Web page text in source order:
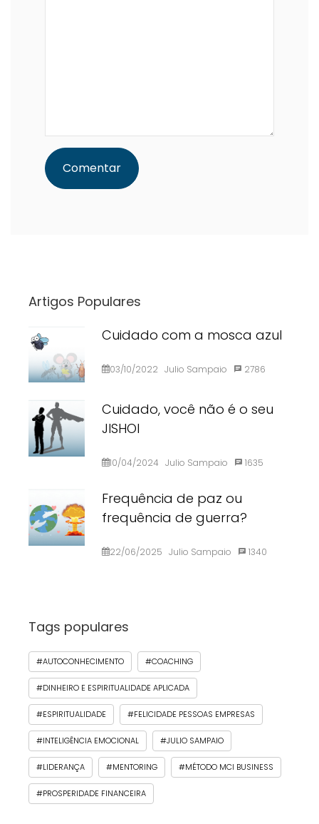
Artigos Populares
Cuidado com a mosca azul
03/10/2022 Julio Sampaio 2786
Cuidado, você não é o seu
JISHOI
10/04/2024 Julio Sampaio 1635
Frequência de paz ou
frequência de guerra?
22/06/2025 Julio Sampaio 1340
Tags populares
#AUTOCONHECIMENTO #COACHING
#DINHEIRO E ESPIRITUALIDADE APLICADA
#ESPIRITUALIDADE #FELICIDADE PESSOAS EMPRESAS
#INTELIGÊNCIA EMOCIONAL #JULIO SAMPAIO
#LIDERANÇA #MENTORING #MÉTODO MCI BUSINESS
#PROSPERIDADE FINANCEIRA